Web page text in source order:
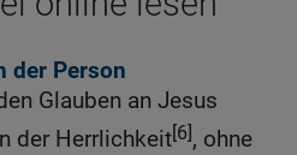
der Person
Glauben an Jesus
der Herrlichkeit[6], ohne